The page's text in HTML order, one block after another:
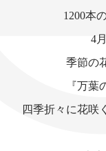
1200本
4
季節の
『万
四季折々に花咲